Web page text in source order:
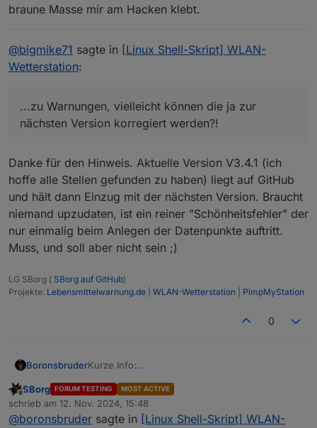
braune Masse mir am Hacken klebt.
@bigmike71 sagte in [Linux Shell-Skript] WLAN-
Wetterstation:
...zu Warnungen, vielleicht können die ja zur
nächsten Version korregiert werden?!
Danke für den Hinweis. Aktuelle Version V3.4.1 (ich
hoffe alle Stellen gefunden zu haben) liegt auf GitHub
und hält dann Einzug mit der nächsten Version. Braucht
niemand upzudaten, ist ein reiner "Schönheitsfehler" der
nur einmalig beim Anlegen der Datenpunkte auftritt.
Muss, und soll aber nicht sein ;)
LG SBorg ( SBorg auf GitHub)
Projekte: Lebensmittelwarnung.de WLAN-Wetterstation PimpMyStation
0
BoronsbruderKurze Info:
(GW2000A_V3.1.5) 16 Kanäle mit Bodenfeuchte-
Sensoren nutzen.
Offline
SBorg FORUM TESTING MOST ACTIVE
schrieb am 12. Nov. 2024, 15:48
zuletzt editiert von
@boronsbruder sagte in [Linux Shell-Skript] WLAN-